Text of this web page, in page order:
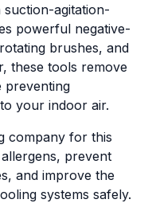
suction-agitation-
powerful negative-
brushes, and
these tools remove
preventing
your indoor air.
company for this
prevent
and improve the
systems safely.